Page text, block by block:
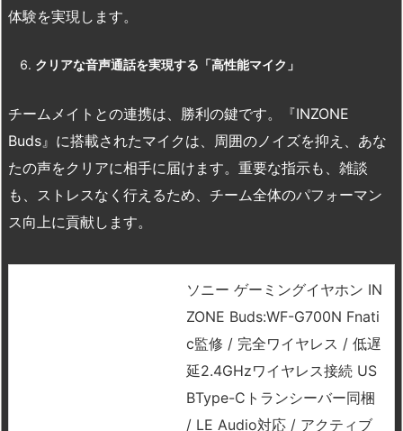
体験を実現します。
クリアな音声通話を実現する「高性能マイク」
チームメイトとの連携は、勝利の鍵です。『INZONE
Buds』に搭載されたマイクは、周囲のノイズを抑え、あな
たの声をクリアに相手に届けます。重要な指示も、雑談
も、ストレスなく行えるため、チーム全体のパフォーマン
ス向上に貢献します。
ソニー ゲーミングイヤホン IN
ZONE Buds:WF-G700N Fnati
c監修 / 完全ワイヤレス / 低遅
延2.4GHzワイヤレス接続 US
BType-Cトランシーバー同梱
/ LE Audio対応 / アクティブ